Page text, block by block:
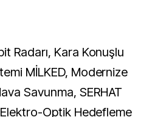
Radarı, Kara Konuşlu
MİLKED, Modernize
Savunma, SERHAT
Optik Hedefleme